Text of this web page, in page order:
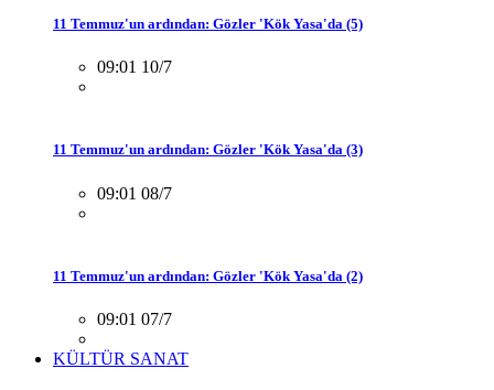
11 Temmuz'un ardından: Gözler 'Kök Yasa'da (5)
09:01 10/7
11 Temmuz'un ardından: Gözler 'Kök Yasa'da (3)
09:01 08/7
11 Temmuz'un ardından: Gözler 'Kök Yasa'da (2)
09:01 07/7
KÜLTÜR SANAT